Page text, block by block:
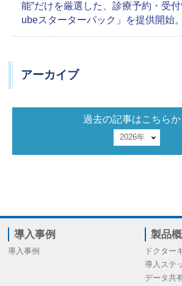
能”だけを厳選した、診療予約・受
ubeスターターパック」を提供開始。
アーカイブ
過去の記事はこちらか
導入事例
導入事例
製品
ドクター
導入ステ
データ共